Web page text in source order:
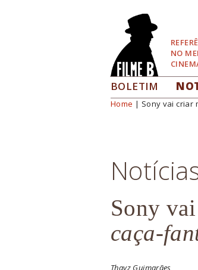
NO
BOLETIM
Você está
Home | Sony vai criar
Sony
caça-
Thayz Guimarães